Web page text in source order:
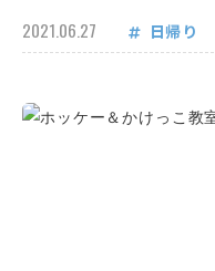
2021.06.27 日帰り